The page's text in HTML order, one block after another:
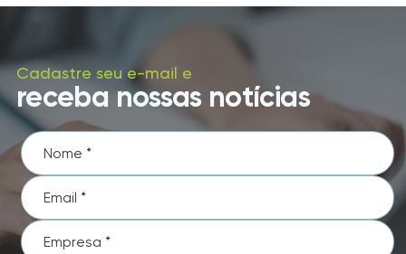
Cadastre seu e-mail e
receba nossas notícias